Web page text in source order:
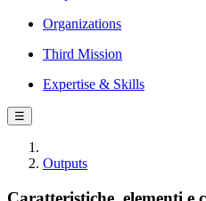
Organizations
Third Mission
Expertise & Skills
☰
Outputs